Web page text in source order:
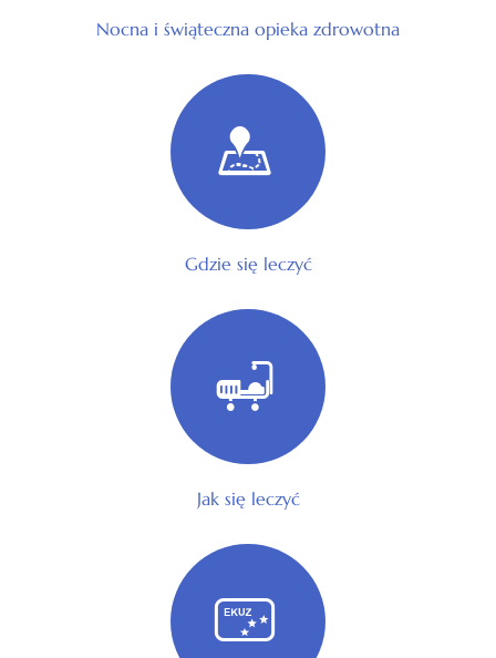
Nocna i świąteczna opieka zdrowotna
Gdzie się leczyć
Jak się leczyć